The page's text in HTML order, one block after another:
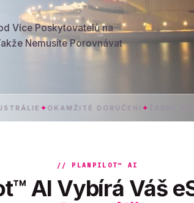
Více Poskytovatelů na
Nemusíte Porovnávat
DORUČENÍ ✦ŽÁDNÉ ROAMINGOVÉ
// PLANPILOT™ AI
AI Vybírá Váš